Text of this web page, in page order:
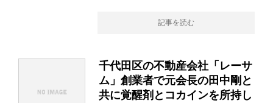
記事を読む
千代田区の不動産会社「レーサ
ム」創業者で元会長の田中剛と
共に覚醒剤とコカインを所持し